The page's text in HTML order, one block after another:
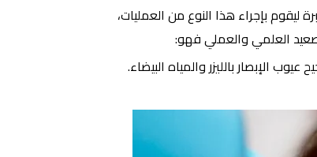
ليقوم بإجراء هذا النوع من العمليات،
العلمي والعملي فهو:
الإبصار بالليزر والمياه البيضاء.